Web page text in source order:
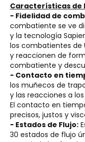
Características de
- Fidelidad de
combatiente se ve
y la tecnología
los combatientes de
y reaccionen de
combatiente y
- Contacto en
los muñecos de
y las reacciones a
El contacto en
precisos, justos y
- Estados de Flujo:
30 estados de flujo